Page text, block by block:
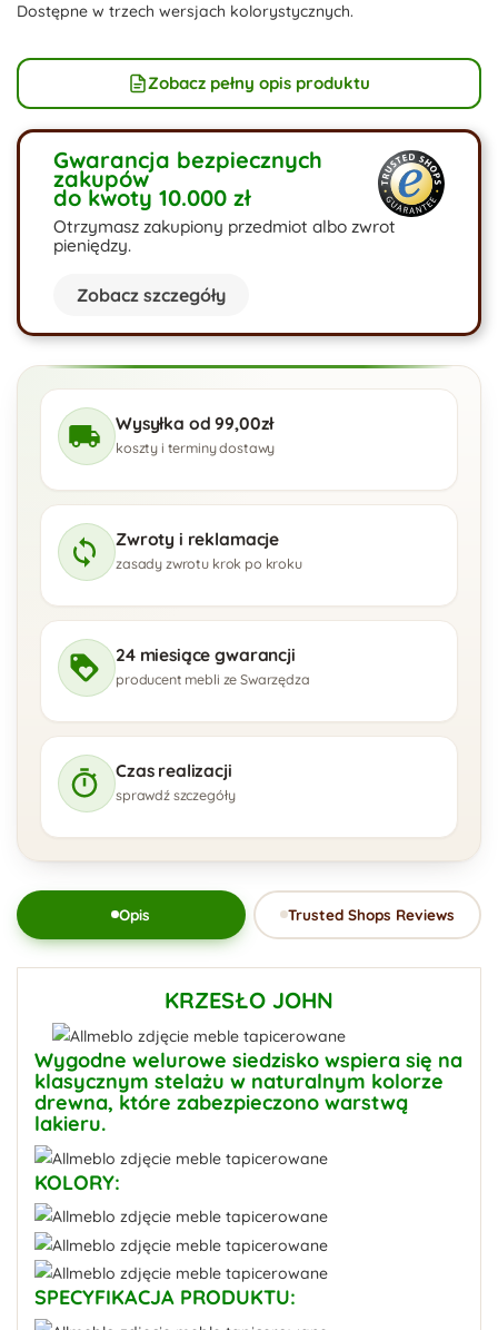
Dostępne w trzech wersjach kolorystycznych.
Zobacz pełny opis produktu
Gwarancja bezpiecznych
zakupów
do kwoty 10.000 zł
Otrzymasz zakupiony przedmiot albo zwrot
pieniędzy.
Zobacz szczegóły
Wysyłka od 99,00zł
koszty i terminy dostawy
Zwroty i reklamacje
zasady zwrotu krok po kroku
24 miesiące gwarancji
producent mebli ze Swarzędza
Czas realizacji
sprawdź szczegóły
Opis Trusted Shops Reviews
KRZESŁO JOHN
Wygodne welurowe siedzisko wspiera się na
klasycznym stelażu w naturalnym kolorze
drewna, które zabezpieczono warstwą
lakieru.
KOLORY:
SPECYFIKACJA PRODUKTU: